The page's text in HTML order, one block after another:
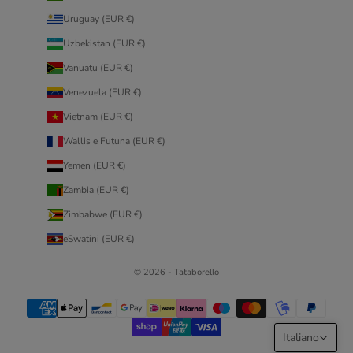
Uruguay (EUR €)
Uzbekistan (EUR €)
Vanuatu (EUR €)
Venezuela (EUR €)
Vietnam (EUR €)
Wallis e Futuna (EUR €)
Yemen (EUR €)
Zambia (EUR €)
Zimbabwe (EUR €)
eSwatini (EUR €)
© 2026 - Tataborello
Italiano